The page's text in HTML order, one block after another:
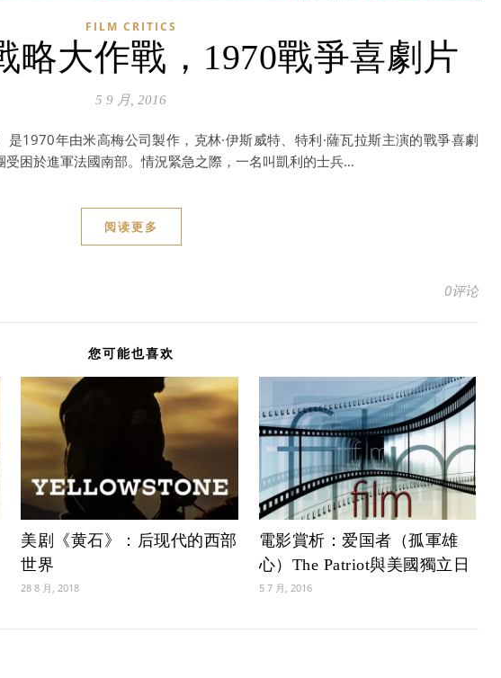
FILM CRITICS
略大作戰，1970戰爭喜劇片
5 9 月, 2016
是1970年由米高梅公司製作，克林·伊斯威特、特利·薩瓦拉斯主演的戰爭喜劇
受困於進軍法國南部。情況緊急之際，一名叫凱利的士兵…
阅读更多
0评论
您可能也喜欢
美剧《黄石》：后现代的西部
世界
28 8 月, 2018
電影賞析：爱国者（孤軍雄
心）The Patriot與美國獨立日
5 7 月, 2016